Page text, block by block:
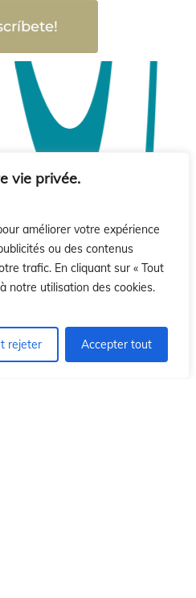
vie privée.
améliorer votre expérience
ou des contenus
trafic. En cliquant sur « Tout
notre utilisation des cookies.
rejeter Accepter tout